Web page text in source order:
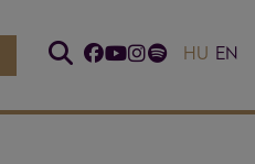
HU EN